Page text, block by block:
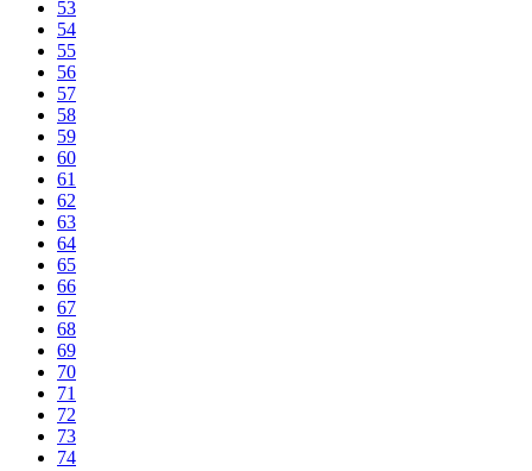
53
54
55
56
57
58
59
60
61
62
63
64
65
66
67
68
69
70
71
72
73
74